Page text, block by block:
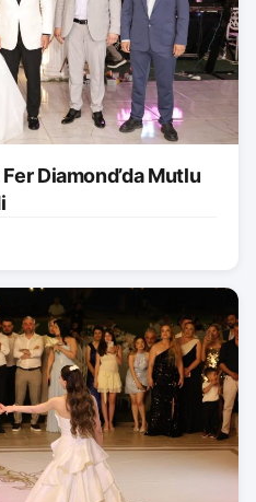
Diamond’da Mutlu